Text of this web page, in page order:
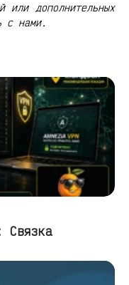
или дополнительных
с нами.
Связка